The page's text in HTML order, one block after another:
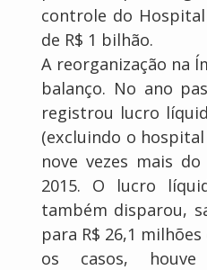
controle do
de R$ 1 bilhão.
A reorganização na
balanço. No ano
registrou lucro
(excluindo o hospital
nove vezes mais
2015. O lucro
também disparou,
para R$ 26,1
os casos, houve